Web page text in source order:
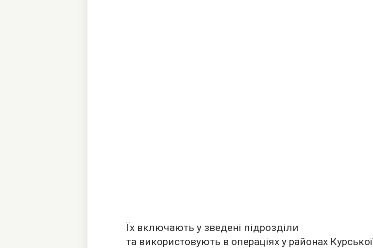
Їх включають у зведені підрозділи
та використовують в операціях у районах Курської